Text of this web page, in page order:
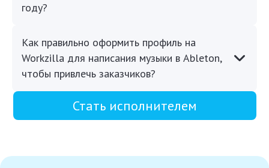
году?
Как правильно оформить профиль на
Workzilla для написания музыки в Ableton,
чтобы привлечь заказчиков?
Стать исполнителем